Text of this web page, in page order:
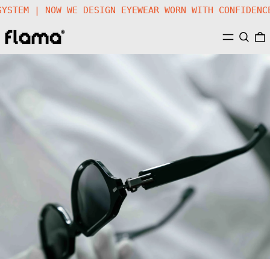
SYSTEM | NOW WE DESIGN EYEWEAR WORN WITH
MENUSEARCH